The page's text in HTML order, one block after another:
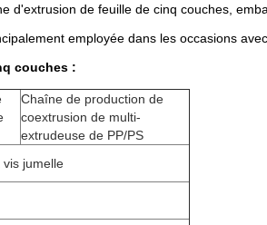
d'extrusion de feuille de cinq couches ,
employée dans les occasions
couches :
Chaîne de production de
coextrusion de multi-
extrudeuse de PP/PS
jumelle